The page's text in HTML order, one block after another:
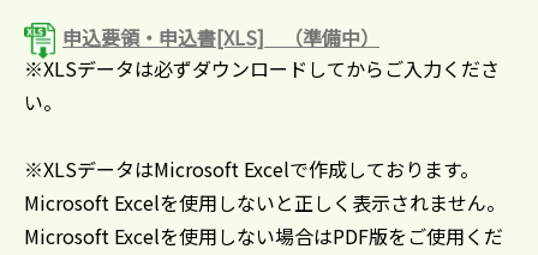
申込要領・申込書[XLS] （準備中）
※XLSデータは必ずダウンロードしてからご入力くださ
い。
※XLSデータはMicrosoft Excelで作成しております。
Microsoft Excelを使用しないと正しく表示されません。
Microsoft Excelを使用しない場合はPDF版をご使用くだ